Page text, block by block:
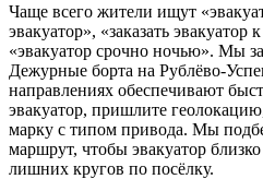
Чаще всего жители ищут
эвакуатор», «заказать эвакуатор
«эвакуатор срочно ночью». Мы
Дежурные борта на
направлениях обеспечивают
эвакуатор, пришлите
марку с типом привода. Мы
маршрут, чтобы эвакуатор
лишних кругов по посёлку.